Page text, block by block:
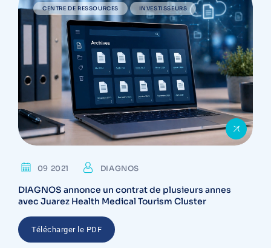
CENTRE DE RESSOURCES INVESTISSEURS
09 2021 DIAGNOS
DIAGNOS annonce un contrat de plusieurs annes
avec Juarez Health Medical Tourism Cluster
Télécharger le PDF